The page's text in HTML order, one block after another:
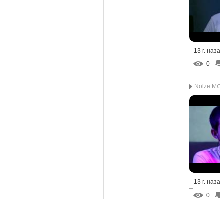
13 г.
0
Noize
13 г.
0